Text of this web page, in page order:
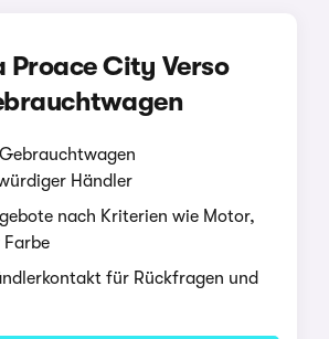
Proace City Verso
Händler
nach Kriterien wie Motor,
Farbe
für Rückfragen und